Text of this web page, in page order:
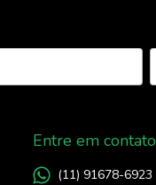
Entre em contato
(11) 91678-6923